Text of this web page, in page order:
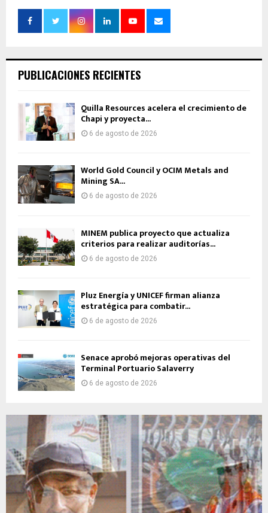
PUBLICACIONES RECIENTES
Quilla Resources acelera el crecimiento de
Chapi y proyecta...
6 de agosto de 2026
World Gold Council y OCIM Metals and
Mining SA...
6 de agosto de 2026
MINEM publica proyecto que actualiza
criterios para realizar auditorías...
6 de agosto de 2026
Pluz Energía y UNICEF firman alianza
estratégica para combatir...
6 de agosto de 2026
Senace aprobó mejoras operativas del
Terminal Portuario Salaverry
6 de agosto de 2026